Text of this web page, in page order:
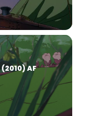
(2010) AF